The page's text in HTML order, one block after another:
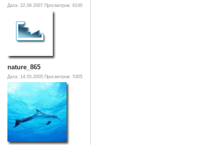
Дата: 22.09.2007 Просмотров: 6100
nature_865
Дата: 14.05.2005 Просмотров: 5305